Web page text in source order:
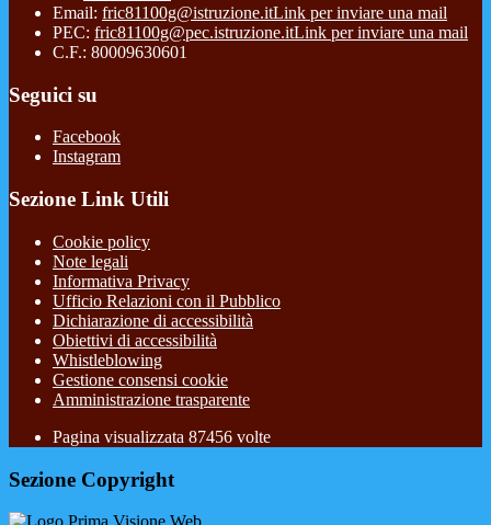
Email: fric81100g@istruzione.itLink per inviare una mail
PEC: fric81100g@pec.istruzione.itLink per inviare una mail
C.F.: 80009630601
Seguici su
Facebook
Instagram
Sezione Link Utili
Cookie policy
Note legali
Informativa Privacy
Ufficio Relazioni con il Pubblico
Dichiarazione di accessibilità
Obiettivi di accessibilità
Whistleblowing
Gestione consensi cookie
Amministrazione trasparente
Pagina visualizzata 87456 volte
Sezione Copyright